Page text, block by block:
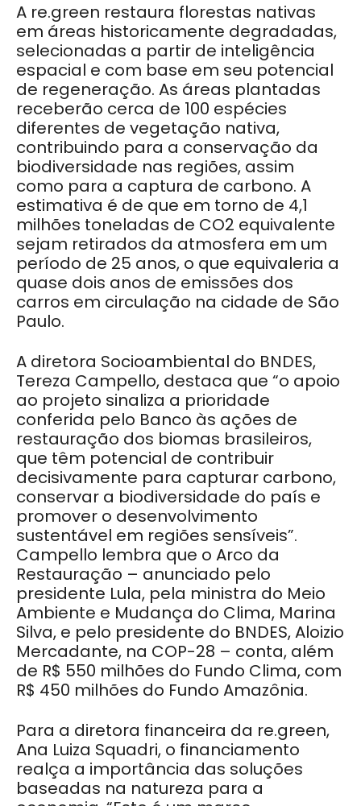
A re.green restaura florestas nativas
em áreas historicamente degradadas,
selecionadas a partir de inteligência
espacial e com base em seu potencial
de regeneração. As áreas plantadas
receberão cerca de 100 espécies
diferentes de vegetação nativa,
contribuindo para a conservação da
biodiversidade nas regiões, assim
como para a captura de carbono. A
estimativa é de que em torno de 4,1
milhões toneladas de CO2 equivalente
sejam retirados da atmosfera em um
período de 25 anos, o que equivaleria a
quase dois anos de emissões dos
carros em circulação na cidade de São
Paulo.
A diretora Socioambiental do BNDES,
Tereza Campello, destaca que “o apoio
ao projeto sinaliza a prioridade
conferida pelo Banco às ações de
restauração dos biomas brasileiros,
que têm potencial de contribuir
decisivamente para capturar carbono,
conservar a biodiversidade do país e
promover o desenvolvimento
sustentável em regiões sensíveis”.
Campello lembra que o Arco da
Restauração – anunciado pelo
presidente Lula, pela ministra do Meio
Ambiente e Mudança do Clima, Marina
Silva, e pelo presidente do BNDES, Aloizio
Mercadante, na COP-28 – conta, além
de R$ 550 milhões do Fundo Clima, com
R$ 450 milhões do Fundo Amazônia.
Para a diretora financeira da re.green,
Ana Luiza Squadri, o financiamento
realça a importância das soluções
baseadas na natureza para a